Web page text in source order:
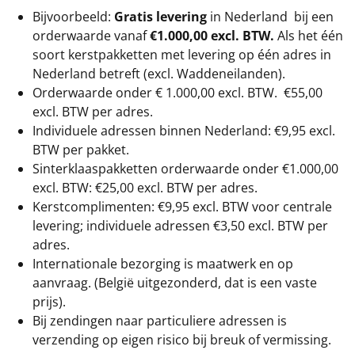
Bijvoorbeeld: Gratis levering in Nederland bij een
orderwaarde vanaf€1.000,00 excl. BTW. Als het één
soort kerstpakketten met levering op één adres in
Nederland betreft (excl. Waddeneilanden).
Orderwaarde onder € 1.000,00 excl. BTW. €55,00
excl. BTW per adres.
Individuele adressen binnen Nederland: €9,95 excl.
BTW per pakket.
Sinterklaaspakketten orderwaarde onder €1.000,00
excl. BTW: €25,00 excl. BTW per adres.
Kerstcomplimenten: €9,95 excl. BTW voor centrale
levering; individuele adressen €3,50 excl. BTW per
adres.
Internationale bezorging is maatwerk en op
aanvraag. (België uitgezonderd, dat is een vaste
prijs).
Bij zendingen naar particuliere adressen is
verzending op eigen risico bij breuk of vermissing.